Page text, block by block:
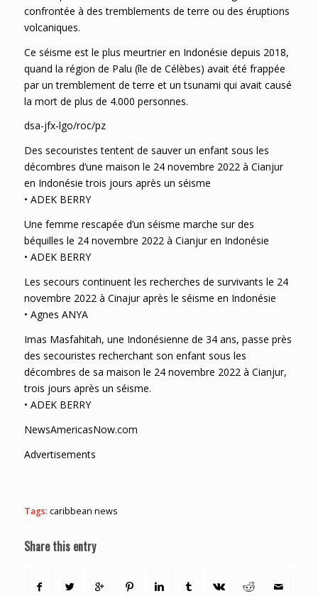
confrontée à des tremblements de terre ou des éruptions
volcaniques.
Ce séisme est le plus meurtrier en Indonésie depuis 2018,
quand la région de Palu (île de Célèbes) avait été frappée
par un tremblement de terre et un tsunami qui avait causé
la mort de plus de 4.000 personnes.
dsa-jfx-lgo/roc/pz
Des secouristes tentent de sauver un enfant sous les
décombres d’une maison le 24 novembre 2022 à Cianjur
en Indonésie trois jours après un séisme
• ADEK BERRY
Une femme rescapée d’un séisme marche sur des
béquilles le 24 novembre 2022 à Cianjur en Indonésie
• ADEK BERRY
Les secours continuent les recherches de survivants le 24
novembre 2022 à Cinajur après le séisme en Indonésie
• Agnes ANYA
Imas Masfahitah, une Indonésienne de 34 ans, passe près
des secouristes recherchant son enfant sous les
décombres de sa maison le 24 novembre 2022 à Cianjur,
trois jours après un séisme.
• ADEK BERRY
NewsAmericasNow.com
Advertisements
Tags: caribbean news
Share this entry